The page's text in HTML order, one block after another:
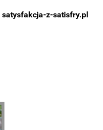
satysfakcja-z-satisfry.pl